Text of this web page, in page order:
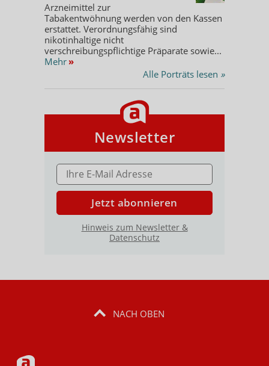
Arzneimittel zur
Tabakentwöhnung werden von den Kassen
erstattet. Verordnungsfähig sind
nikotinhaltige nicht
verschreibungspflichtige Präparate sowie...
Mehr »
Alle Porträts lesen »
Newsletter
E-MAIL ADRESSE
Jetzt abonnieren
Hinweis zum Newsletter &
Datenschutz
NACH OBEN